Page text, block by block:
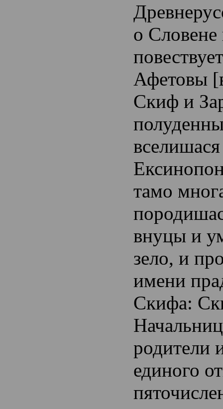
о Словене
Афетовы
Скиф и
тамо
внуцы и
зело, и
имени
Скифа:
родители
единого